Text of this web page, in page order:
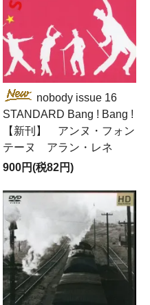
nobody issue 16
STANDARD Bang ! Bang !
【新刊】 アンヌ・フォン
テーヌ アラン・レネ
900円(税82円)